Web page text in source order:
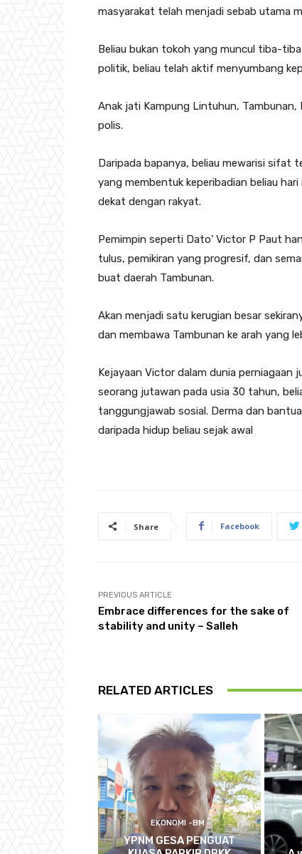
masyarakat telah menjadi sebab utama
Beliau bukan tokoh yang muncul tiba-
politik, beliau telah aktif menyumbang
Anak jati Kampung Lintuhun,
polis.
Daripada bapanya, beliau mewarisi sifat
yang membentuk keperibadian beliau
dekat dengan rakyat.
Pemimpin seperti Dato’ Victor P Paut
tulus, pemikiran yang progresif, dan
buat daerah Tambunan.
Akan menjadi satu kerugian besar
dan membawa Tambunan ke arah yang
Kejayaan Victor dalam dunia perniagaan
seorang jutawan pada usia 30 tahun,
tanggungjawab sosial. Derma dan
daripada hidup beliau sejak awal
Share Facebook
PREVIOUS ARTICLE
Embrace differences for the sake of
stability and unity – Salleh
RELATED ARTICLES
EKONOMI -BM
YPNM GESA PENGUAT